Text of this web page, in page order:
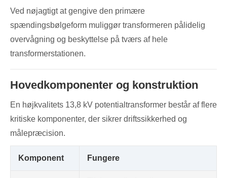
Ved nøjagtigt at gengive den primære
spændingsbølgeform muliggør transformeren pålidelig
overvågning og beskyttelse på tværs af hele
transformerstationen.
Hovedkomponenter og konstruktion
En højkvalitets 13,8 kV potentialtransformer består af flere
kritiske komponenter, der sikrer driftssikkerhed og
målepræcision.
Komponent Fungere